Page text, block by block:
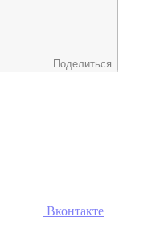
Поделиться
Вконтакте